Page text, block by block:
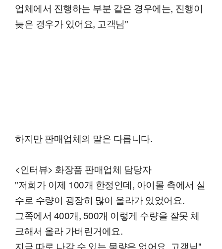
업체에서 진행하는 부분 같은 경우에는, 진행이
늦은 경우가 있어요, 고객님"
하지만 판매업체의 말은 다릅니다.
<인터뷰> 화장품 판매업체 담당자
"저희가 이제 100개 한정인데, 아이몰 측에서 실
수로 수량이 굉장히 많이 올라가 있었어요.
그쪽에서 400개, 500개 이렇게 수량을 잘못 체
크해서 올라 가버린거에요.
지금 따로 나갈 수 있는 물량은 없어요, 고객님"